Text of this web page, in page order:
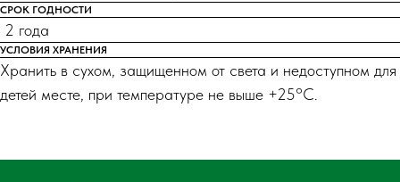
СРОК ГОДНОСТИ
2 года
УСЛОВИЯ ХРАНЕНИЯ
Хранить в сухом, защищенном от света и недоступном для
детей месте, при температуре не выше +25°С.